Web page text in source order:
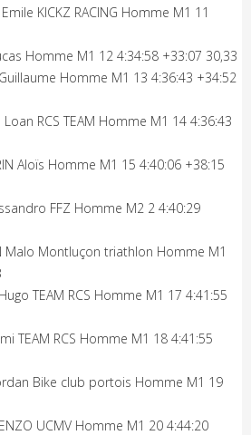
Emile KICKZ RACING Homme M1 11
Homme M1 12 4:34:58 +33:07 30,33
Guillaume Homme M1 13 4:36:43 +34:52
Loan RCS TEAM Homme M1 14 4:36:43
Aloïs Homme M1 15 4:40:06 +38:15
FFZ Homme M2 2 4:40:29
Malo Montluçon triathlon Homme M1
TEAM RCS Homme M1 17 4:41:55
TEAM RCS Homme M1 18 4:41:55
Bike club portois Homme M1 19
ENZO UCMV Homme M1 20 4:44:20